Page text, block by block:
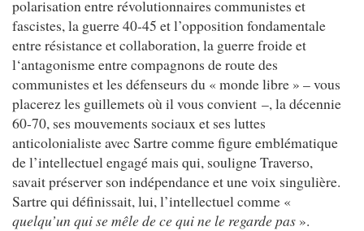
polarisation entre révolutionnaires communistes et
fascistes, la guerre 40-45 et l’opposition fondamentale
entre résistance et collaboration, la guerre froide et
l‘antagonisme entre compagnons de route des
communistes et les défenseurs du « monde libre » – vous
placerez les guillemets où il vous convient –, la décennie
60-70, ses mouvements sociaux et ses luttes
anticolonialiste avec Sartre comme figure emblématique
de l’intellectuel engagé mais qui, souligne Traverso,
savait préserver son indépendance et une voix singulière.
Sartre qui définissait, lui, l’intellectuel comme «
quelqu’un qui se mêle de ce qui ne le regarde pas ».